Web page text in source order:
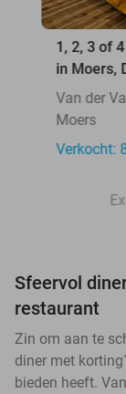
1, 2, 3 of
in Moers,
Van der
Moers
Verkocht:
Sfeervol
restaurant
Zin om aan te
diner met
bieden heeft.